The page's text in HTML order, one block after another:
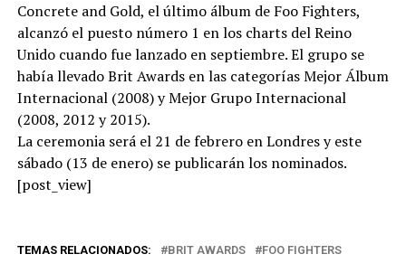
Concrete and Gold, el último álbum de Foo Fighters,
alcanzó el puesto número 1 en los charts del Reino
Unido cuando fue lanzado en septiembre. El grupo se
había llevado Brit Awards en las categorías Mejor Álbum
Internacional (2008) y Mejor Grupo Internacional
(2008, 2012 y 2015).
La ceremonia será el 21 de febrero en Londres y este
sábado (13 de enero) se publicarán los nominados.
[post_view]
TEMAS RELACIONADOS: BRIT AWARDS FOO FIGHTERS